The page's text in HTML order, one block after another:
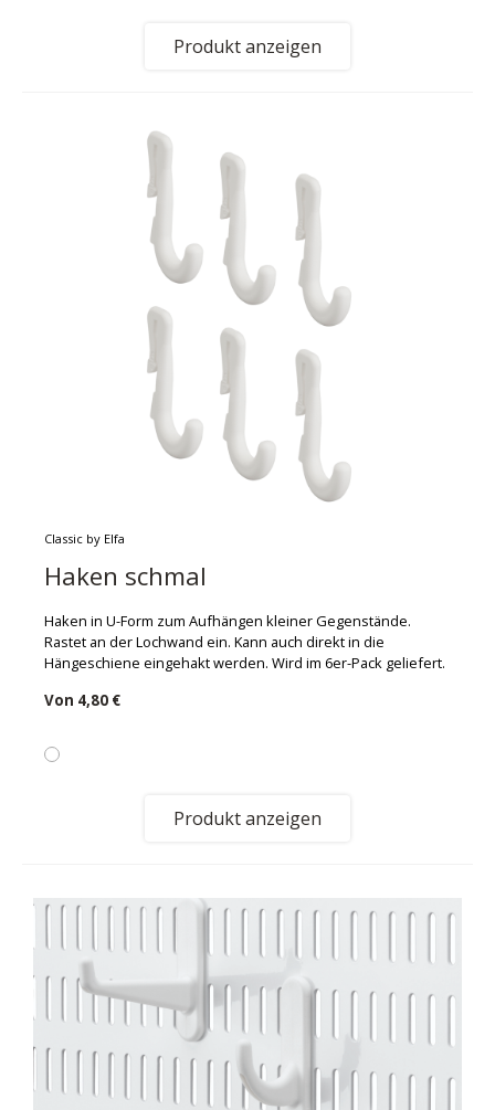
Produkt anzeigen
Classic by Elfa
Haken schmal
Haken in U-Form zum Aufhängen kleiner Gegenstände.
Rastet an der Lochwand ein. Kann auch direkt in die
Hängeschiene eingehakt werden. Wird im 6er-Pack geliefert.
Von 4,80 €
Produkt anzeigen